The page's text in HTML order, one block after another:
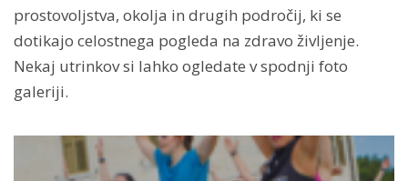
prostovoljstva, okolja in drugih področij, ki se
dotikajo celostnega pogleda na zdravo življenje.
Nekaj utrinkov si lahko ogledate v spodnji foto
galeriji.